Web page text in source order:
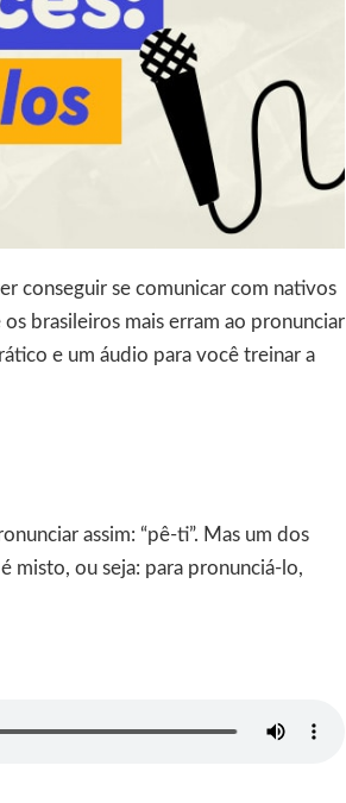
conseguir se comunicar com nativos
brasileiros mais erram ao pronunciar
e um áudio para você treinar a
assim: “pê-ti”. Mas um dos
misto, ou seja: para pronunciá-lo,